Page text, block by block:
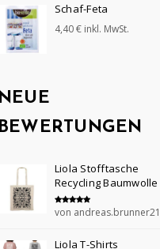
Schaf-Feta
4,40€ inkl. MwSt.
NEUE
BEWERTUNGEN
Liola Stofftasche
Recycling Baumwolle
Bewertet mit
von andreas.brunner21
Liola T-Shirts